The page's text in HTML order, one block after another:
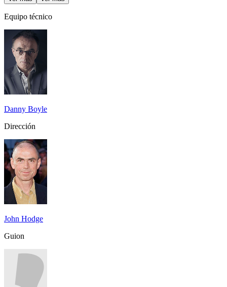
Equipo técnico
Danny Boyle
Dirección
John Hodge
Guion